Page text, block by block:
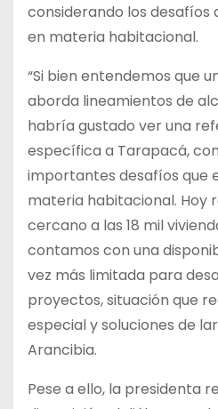
considerando los desafíos
en materia habitacional.
“Si bien entendemos que
aborda lineamientos de
habría gustado ver una
específica a Tarapacá,
importantes desafíos que
materia habitacional. Hoy
cercano a las 18 mil
contamos con una
vez más limitada para
proyectos, situación que
especial y soluciones de
Arancibia.
Pese a ello, la presidenta